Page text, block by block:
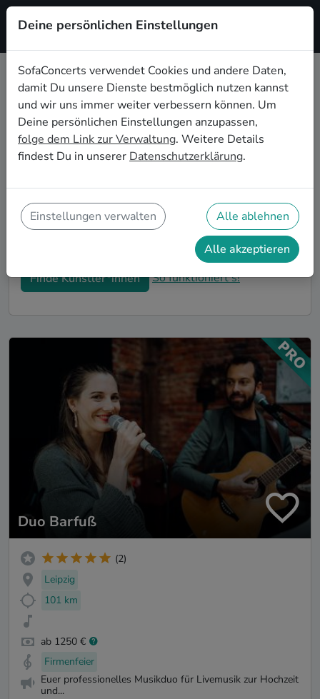
Registrieren
Funk Musiker*innen für die
Firmenweihnachtsfeier in Dresden
Bucht professionelle Funk Bands und Musiker*innen
für eure Firmen-Weihnachtsfeier in Dresden. Live-
einem unvergesslichen Highlight! Auf SofaConcerts
findet ihr authentische Funk Sänger*innen und Bands,
die genau zu eurer Betriebsweihnachtsfeier in
Finde Künstler*innen So funktioniert's!
Duo Barfuß
(2)
Leipzig
101 km
ab 1250 €
Firmenfeier
Euer professionelles Musikduo für Livemusik zur Hochzeit
und...
Deine persönlichen Einstellungen
SofaConcerts verwendet Cookies und andere Daten,
damit Du unsere Dienste bestmöglich nutzen kannst
und wir uns immer weiter verbessern können. Um
Deine persönlichen Einstellungen anzupassen,
folge dem Link zur Verwaltung. Weitere Details
findest Du in unserer Datenschutzerklärung.
Einstellungen verwalten Alle ablehnen
Alle akzeptieren